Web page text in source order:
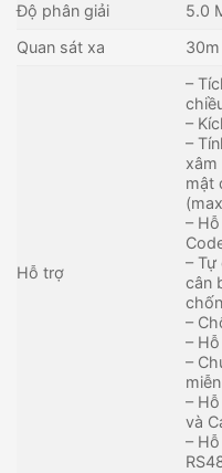
Độ phân giải
5.0
Quan sát xa
30m
Hỗ trợ
–
–
–
mật
–
–
cân
–
–
–
–
và
–